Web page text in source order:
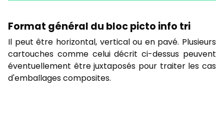
Format général du bloc picto info tri
Il peut être horizontal, vertical ou en pavé. Plusieurs
cartouches comme celui décrit ci-dessus peuvent
éventuellement être juxtaposés pour traiter les cas
d'emballages composites.